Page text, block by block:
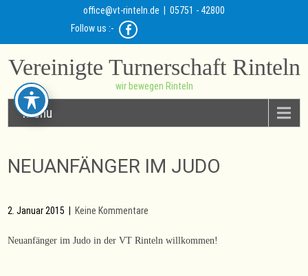
office@vt-rinteln.de | 05751 - 42800
Follow us :-
Vereinigte Turnerschaft Rinteln
wir bewegen Rinteln
Menu
NEUANFÄNGER IM JUDO
2. Januar 2015 Keine Kommentare
Neuanfänger im Judo in der VT Rinteln willkommen!